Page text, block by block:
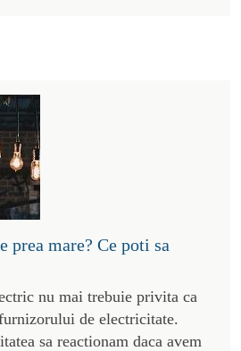
prea mare? Ce poti sa
nu mai trebuie privita ca
de electricitate.
sa reactionam daca avem